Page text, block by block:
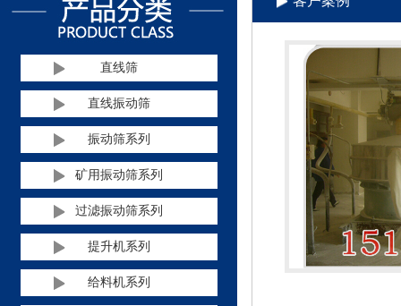
直线筛
直线振动筛
振动筛系列
矿用振动筛系列
过滤振动筛系列
提升机系列
给料机系列